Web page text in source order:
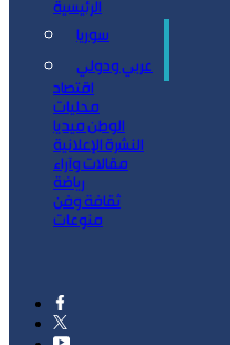
الرئيسية
سوريا
عربي ودولي
اقتصاد
محليات
الوطن ميديا
النشرة الإعلانية
مقالات وآراء
رياضة
ثقافة وفن
منوعات